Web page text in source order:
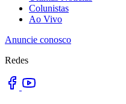
Colunistas
Ao Vivo
Anuncie conosco
Redes